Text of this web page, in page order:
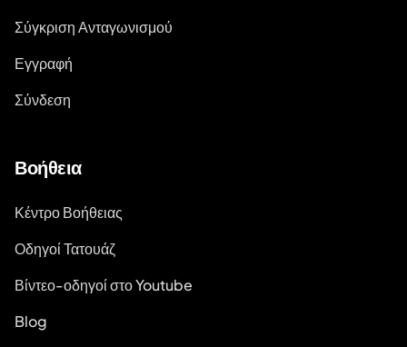
Σύγκριση Ανταγωνισμού
Εγγραφή
Σύνδεση
Βοήθεια
Κέντρο Βοήθειας
Οδηγοί Τατουάζ
Βίντεο-οδηγοί στο Youtube
Blog